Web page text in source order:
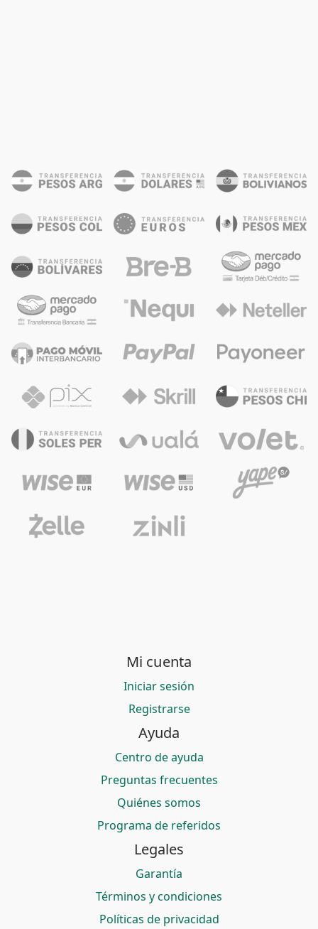
Mi cuenta
Iniciar sesión
Registrarse
Ayuda
Centro de ayuda
Preguntas frecuentes
Quiénes somos
Programa de referidos
Legales
Garantía
Términos y condiciones
Políticas de privacidad